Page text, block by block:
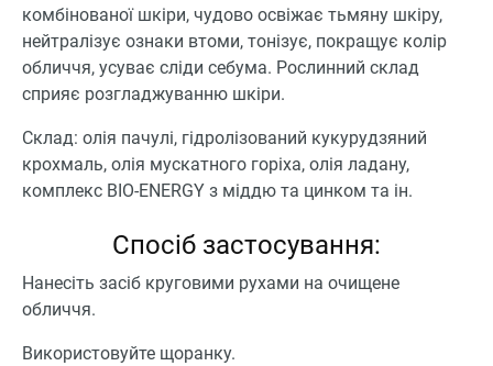
комбінованої шкіри, чудово освіжає тьмяну шкіру,
нейтралізує ознаки втоми, тонізує, покращує колір
обличчя, усуває сліди себума. Рослинний склад
сприяє розгладжуванню шкіри.
Склад: олія пачулі, гідролізований кукурудзяний
крохмаль, олія мускатного горіха, олія ладану,
комплекс BIO-ENERGY з міддю та цинком та ін.
Спосіб застосування:
Нанесіть засіб круговими рухами на очищене
обличчя.
Використовуйте щоранку.